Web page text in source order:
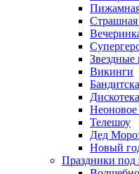
Страшная
Викинги
Дискотека
Телешоу
Дед
Новый
Праздники под